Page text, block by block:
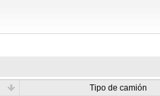
Tipo de camión